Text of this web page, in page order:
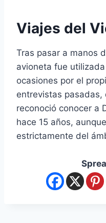
Viajes del
Tras pasar a manos
avioneta fue
ocasiones por el
entrevistas pasadas,
reconoció conocer a
hace 15 años,
estrictamente del